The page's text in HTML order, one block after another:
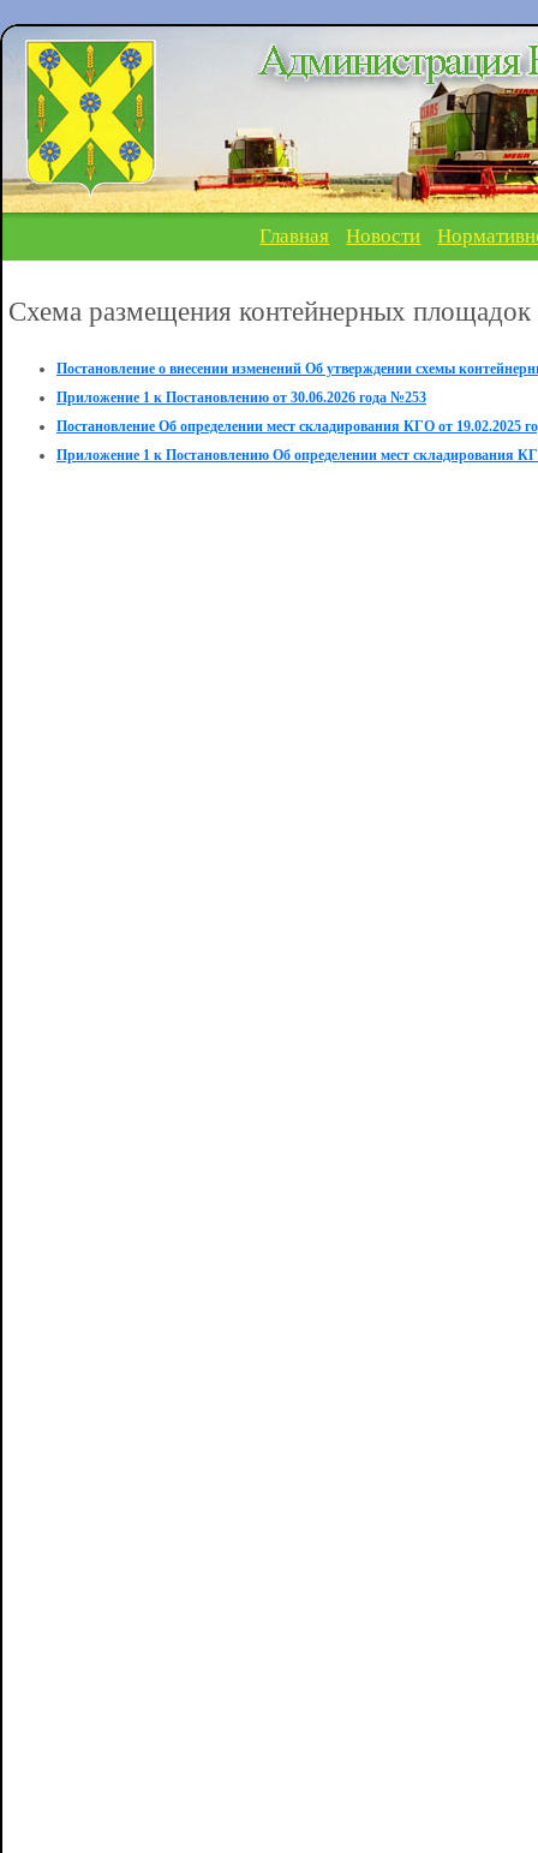
Главная Новости
Схема размещения контейнерных площадок
Постановление о внесении изменений Об утверждении схемы
Приложение 1 к Постановлению от 30.06.2026 года №253
Постановление Об определении мест складирования КГО от 19.02.2025
Приложение 1 к Постановлению Об определении мест складирования